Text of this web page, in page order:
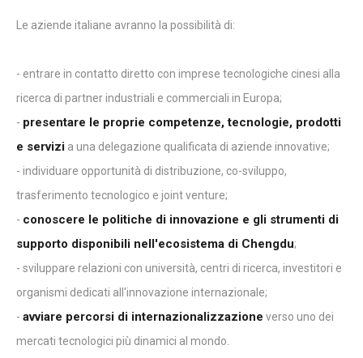
Le aziende italiane avranno la possibilità di:
- entrare in contatto diretto con imprese tecnologiche cinesi alla
ricerca di partner industriali e commerciali in Europa;
- presentare le proprie competenze, tecnologie, prodotti
e servizi a una delegazione qualificata di aziende innovative;
- individuare opportunità di distribuzione, co-sviluppo,
trasferimento tecnologico e joint venture;
- conoscere le politiche di innovazione e gli strumenti di
supporto disponibili nell'ecosistema di Chengdu;
- sviluppare relazioni con università, centri di ricerca, investitori e
organismi dedicati all'innovazione internazionale;
- avviare percorsi di internazionalizzazione verso uno dei
mercati tecnologici più dinamici al mondo.